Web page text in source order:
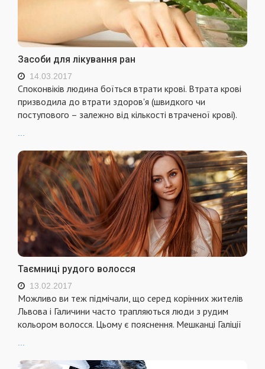
Засоби для лікування ран
14.03.2017
Споконвіків людина боїться втрати крові. Втрата крові
призводила до втрати здоров'я (швидкого чи
поступового – залежно від кількості втраченої крові).
Таємниці рудого волосся
13.02.2017
Можливо ви теж підмічали, що серед корінних жителів
Львова і Галичини часто трапляються люди з рудим
кольором волосся. Цьому є пояснення. Мешканці Галіції